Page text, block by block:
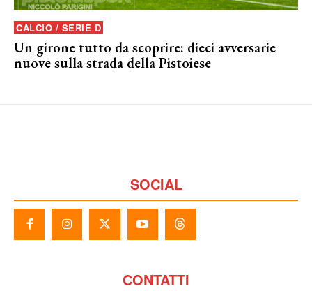
CALCIO / SERIE D
Un girone tutto da scoprire: dieci avversarie
nuove sulla strada della Pistoiese
SOCIAL
CONTATTI